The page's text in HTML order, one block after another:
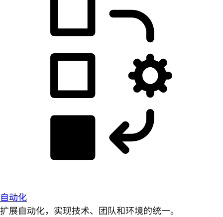
自动化
扩展自动化，实现技术、团队和环境的统一。